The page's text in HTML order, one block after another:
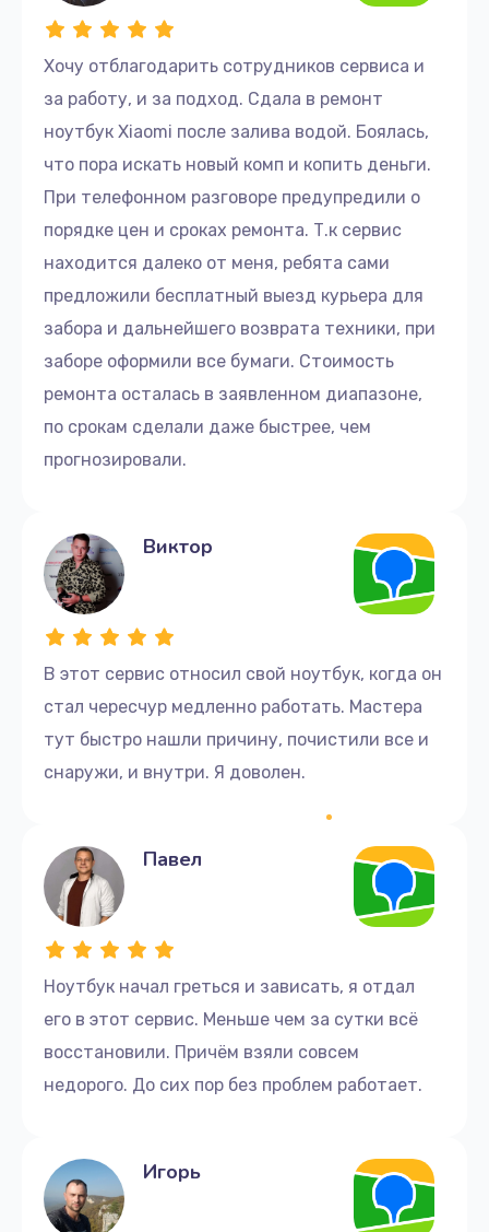
Хочу отблагодарить сотрудников сервиса и
за работу, и за подход. Сдала в ремонт
ноутбук Xiaomi после залива водой. Боялась,
что пора искать новый комп и копить деньги.
При телефонном разговоре предупредили о
порядке цен и сроках ремонта. Т.к сервис
находится далеко от меня, ребята сами
предложили бесплатный выезд курьера для
забора и дальнейшего возврата техники, при
заборе оформили все бумаги. Стоимость
ремонта осталась в заявленном диапазоне,
по срокам сделали даже быстрее, чем
прогнозировали.
В этот сервис относил свой ноутбук, когда он
стал чересчур медленно работать. Мастера
тут быстро нашли причину, почистили все и
снаружи, и внутри. Я доволен.
Виктор
Ноутбук начал греться и зависать, я отдал
его в этот сервис. Меньше чем за сутки всё
восстановили. Причём взяли совсем
недорого. До сих пор без проблем работает.
Павел
Игорь